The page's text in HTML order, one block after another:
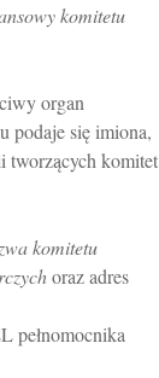
komitetu
organ
podaje się imiona,
tworzących komitet
komitetu
oraz adres
pełnomocnika